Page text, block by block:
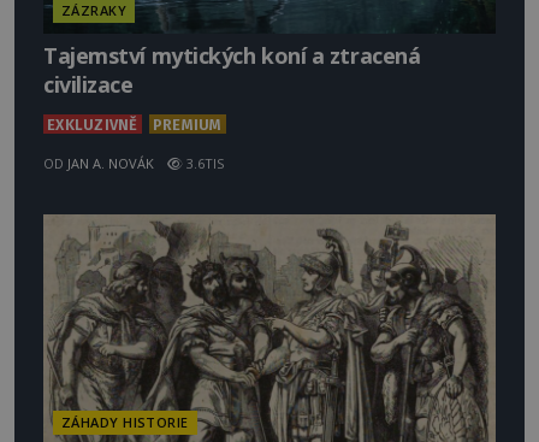
ZÁZRAKY
Tajemství mytických koní a ztracená
civilizace
EXKLUZIVNĚ PREMIUM
OD JAN A. NOVÁK 3.6TIS
ZÁHADY HISTORIE